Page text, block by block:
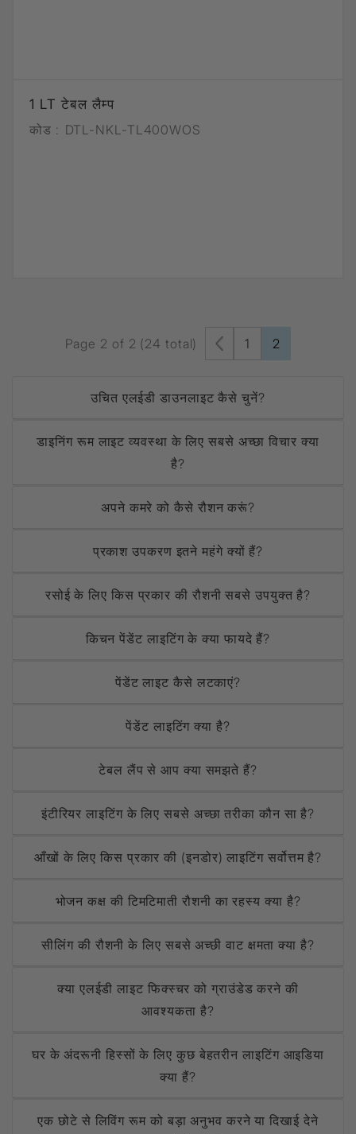
1 LT टेबल लैम्प
कोड : DTL-NKL-TL400WOS
Page 2 of 2 (24 total) 1 2
उचित एलईडी डाउनलाइट कैसे चुनें?
डाइनिंग रूम लाइट व्यवस्था के लिए सबसे अच्छा विचार क्या
है?
अपने कमरे को कैसे रौशन करूं?
प्रकाश उपकरण इतने महंगे क्यों हैं?
रसोई के लिए किस प्रकार की रौशनी सबसे उपयुक्त है?
किचन पेंडेंट लाइटिंग के क्या फायदे हैं?
पेंडेंट लाइट कैसे लटकाएं?
पेंडेंट लाइटिंग क्या है?
टेबल लैंप से आप क्या समझते हैं?
इंटीरियर लाइटिंग के लिए सबसे अच्छा तरीका कौन सा है?
आँखों के लिए किस प्रकार की (इनडोर) लाइटिंग सर्वोत्तम है?
भोजन कक्ष की टिमटिमाती रौशनी का रहस्य क्या है?
सीलिंग की रौशनी के लिए सबसे अच्छी वाट क्षमता क्या है?
क्या एलईडी लाइट फिक्स्चर को ग्राउंडेड करने की
आवश्यकता है?
घर के अंदरूनी हिस्सों के लिए कुछ बेहतरीन लाइटिंग आइडिया
क्या हैं?
एक छोटे से लिविंग रूम को बड़ा अनुभव करने या दिखाई देने